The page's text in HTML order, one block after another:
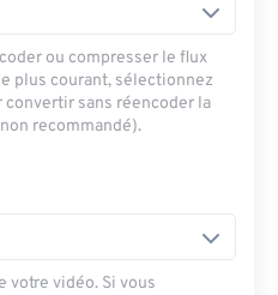
ou compresser le flux
plus courant, sélectionnez
convertir sans réencoder la
recommandé).
votre vidéo. Si vous